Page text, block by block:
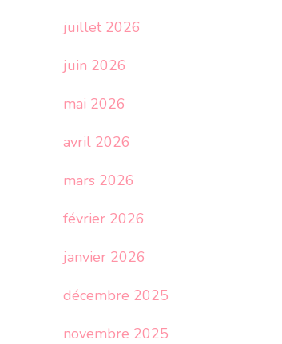
juillet 2026
juin 2026
mai 2026
avril 2026
mars 2026
février 2026
janvier 2026
décembre 2025
novembre 2025